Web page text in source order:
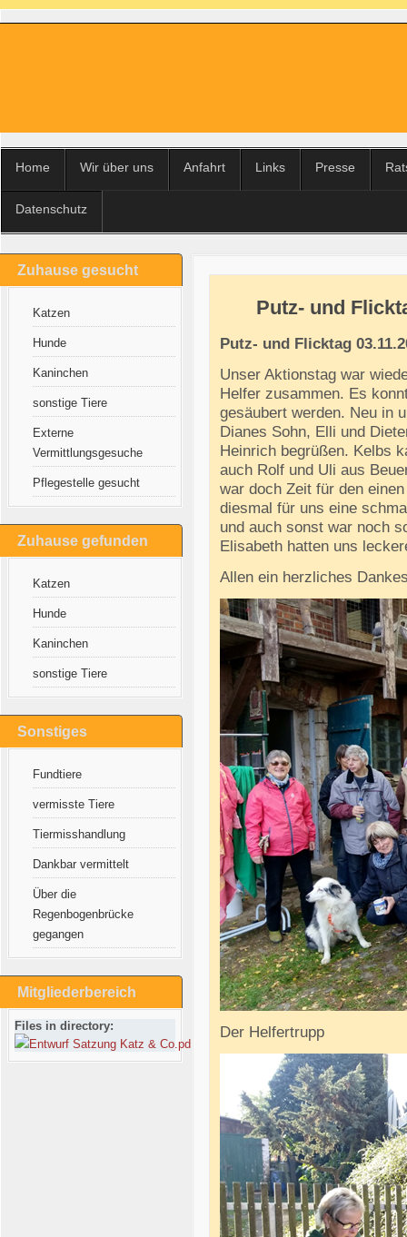
Home Wir über uns Anfahrt Links Presse
Datenschutz
Zuhause gesucht
Katzen
Hunde
Kaninchen
sonstige Tiere
Externe
Vermittlungsgesuche
Pflegestelle gesucht
Zuhause gefunden
Katzen
Hunde
Kaninchen
sonstige Tiere
Sonstiges
Fundtiere
vermisste Tiere
Tiermisshandlung
Dankbar vermittelt
Über die
Regenbogenbrücke
gegangen
Mitgliederbereich
Files in directory:
Entwurf Satzung Katz & Co.pdf
Putz- und
Putz- und Flicktag
Unser Aktionstag war
Helfer zusammen. Es
gesäubert werden. Neu in
Dianes Sohn, Elli und
Heinrich begrüßen. Kelbs
auch Rolf und Uli aus
war doch Zeit für den
diesmal für uns eine
und auch sonst war noch
Elisabeth hatten uns
Allen ein herzliches
Der Helfertrupp